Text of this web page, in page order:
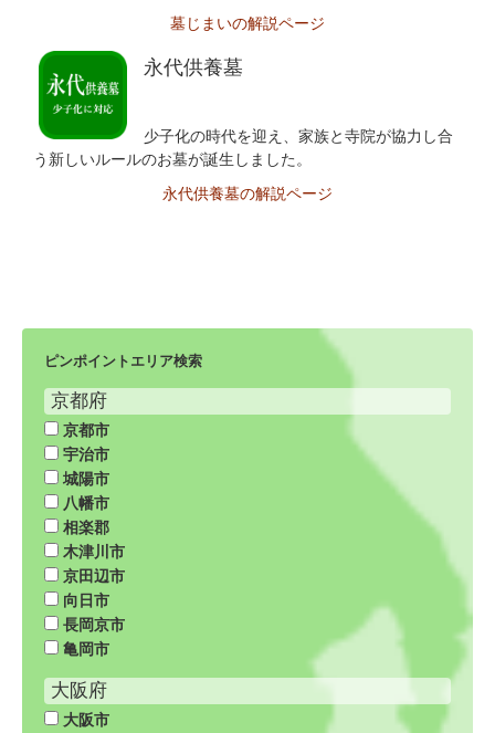
墓じまいの解説ページ
永代供養墓
少子化の時代を迎え、家族と寺院が協力し合
う新しいルールのお墓が誕生しました。
永代供養墓の解説ページ
ピンポイントエリア検索
京都府
京都市
宇治市
城陽市
八幡市
相楽郡
木津川市
京田辺市
向日市
長岡京市
亀岡市
大阪府
大阪市